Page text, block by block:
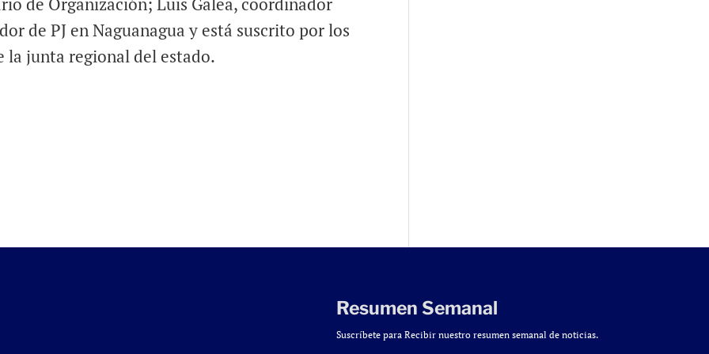
de PJ en Naguanagua y está suscrito por los
la junta regional del estado.
Resumen Semanal
Suscríbete para Recibir nuestro resumen semanal de noticias.